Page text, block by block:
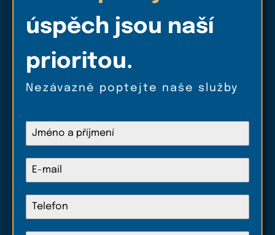
úspěch jsou naší
prioritou.
Nezávazně poptejte naše služby